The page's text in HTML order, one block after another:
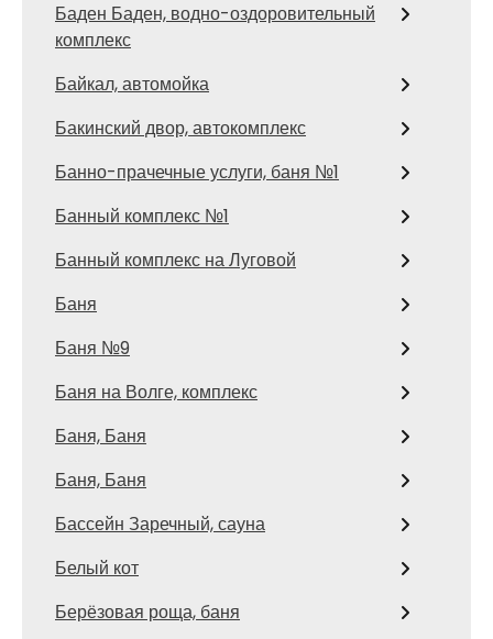
Баден Баден, водно-оздоровительный
комплекс
Байкал, автомойка
Бакинский двор, автокомплекс
Банно-прачечные услуги, баня №1
Банный комплекс №1
Банный комплекс на Луговой
Баня
Баня №9
Баня на Волге, комплекс
Баня, Баня
Баня, Баня
Бассейн Заречный, сауна
Белый кот
Берёзовая роща, баня